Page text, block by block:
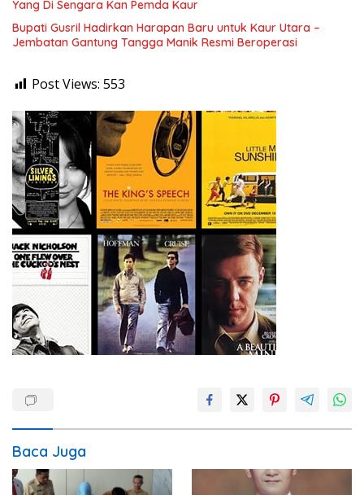
Yang Di Sengara Kan Pemda Kaur
Bupati Gusril Hadirkan Harapan Baru untuk Kaur Utara –
Jembatan Gantung Tangga Manik Resmi Beroperasi
Post Views: 553
Baca Juga